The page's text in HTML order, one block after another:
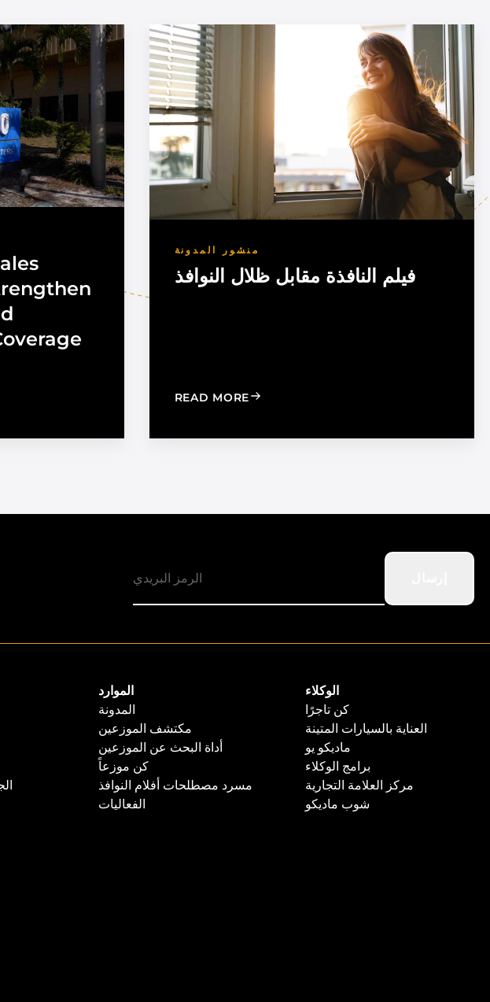
SALES ORGANIZATION TO STRENGTHEN DEALER SUPPORT AND REGIONAL
منشور المدونة
فيلم النافذة مقابل ظلال النوافذ
READ MORE: WINDOW FILM VS. WINDOW SHADES
الموارد
المدونة
مكتشف الموزعين
أداة البحث عن الموزعين
كن موزعاً
مسرد مصطلحات أفلام النوافذ
الفعاليات
الوكلاء
كن تاجرًا
العناية بالسيارات المتينة
ماديكو يو
برامج الوكلاء
مركز العلامة التجارية
شوب ماديكو